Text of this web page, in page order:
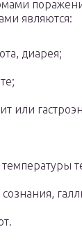
являются:
диарея;
или